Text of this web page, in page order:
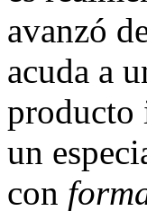
avanzó
acuda a
producto
un
con